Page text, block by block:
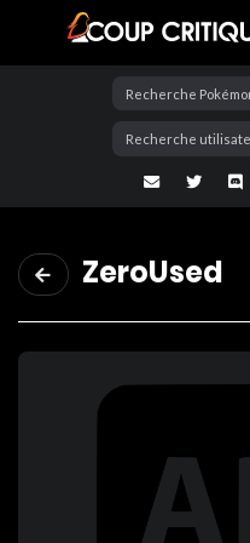
Coup Critique
adresse email
Twitter
ZeroUsed